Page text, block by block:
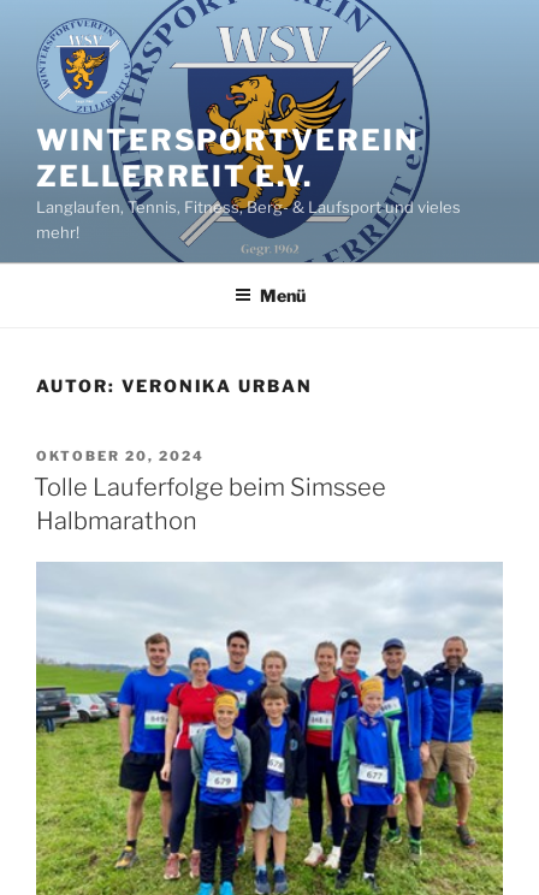
Inhalt
springen
WINTERSPORTVEREIN
ZELLERREIT E.V.
Langlaufen, Tennis, Fitness, Berg- & Laufsport und vieles
mehr!
Menü
AUTOR: VERONIKA URBAN
VERÖFFENTLICHT
AM
OKTOBER 20, 2024
Tolle Lauferfolge beim Simssee
Halbmarathon